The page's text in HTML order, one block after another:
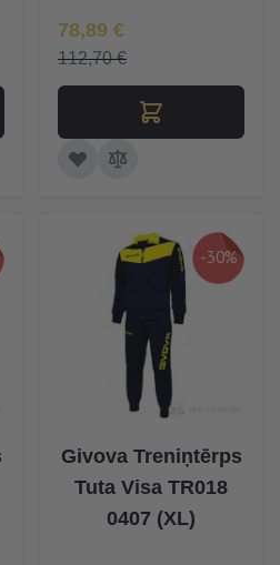
Īpaša Cena
78,89 €
112,70 €
-30%
Givova Treniņtērps
Tuta Visa TR018
0407 (XL)